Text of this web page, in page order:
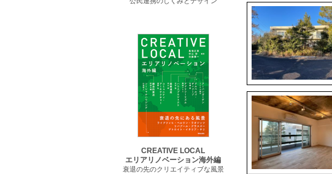
CREATIVE LOCAL
エリアリノベーション海外編
衰退の先のクリエイティブな風景